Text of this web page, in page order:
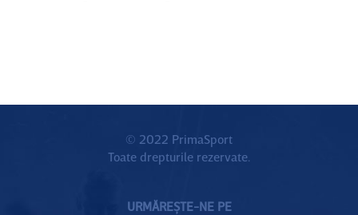
© 2022 PrimaSport
Toate drepturile rezervate.
URMĂREȘTE-NE PE